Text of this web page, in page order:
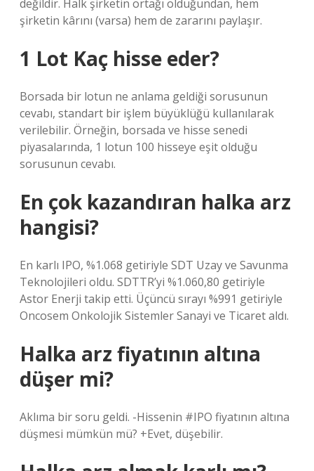
değildir. Halk şirketin ortağı olduğundan, hem
şirketin kârını (varsa) hem de zararını paylaşır.
1 Lot Kaç hisse eder?
Borsada bir lotun ne anlama geldiği sorusunun
cevabı, standart bir işlem büyüklüğü kullanılarak
verilebilir. Örneğin, borsada ve hisse senedi
piyasalarında, 1 lotun 100 hisseye eşit olduğu
sorusunun cevabı.
En çok kazandıran halka arz
hangisi?
En karlı IPO, %1.068 getiriyle SDT Uzay ve Savunma
Teknolojileri oldu. SDTTR’yi %1.060,80 getiriyle
Astor Enerji takip etti. Üçüncü sırayı %991 getiriyle
Oncosem Onkolojik Sistemler Sanayi ve Ticaret aldı.
Halka arz fiyatının altına
düşer mi?
Aklıma bir soru geldi. -Hissenin #IPO fiyatının altına
düşmesi mümkün mü? +Evet, düşebilir.